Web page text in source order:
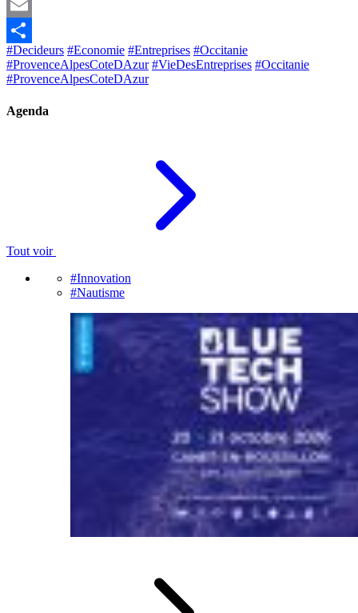
Mastodon
Email
Share
#Decideurs #Economie #Entreprises #Occitanie
#ProvenceAlpesCoteDAzur #VieDesEntreprises #Occitanie
#ProvenceAlpesCoteDAzur
Agenda
Tout voir
#Innovation
#Nautisme